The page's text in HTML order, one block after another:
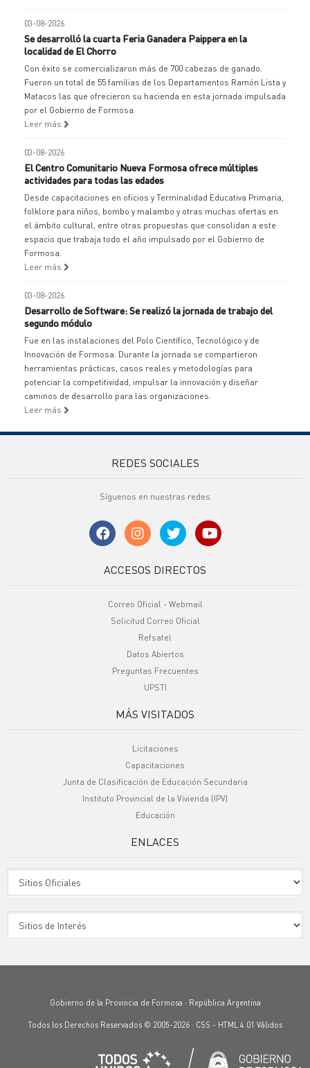
03-08-2026
Se desarrolló la cuarta Feria Ganadera Paippera en la
localidad de El Chorro
Con éxito se comercializaron más de 700 cabezas de ganado.
Fueron un total de 55 familias de los Departamentos Ramón Lista y
Matacos las que ofrecieron su hacienda en esta jornada impulsada
por el Gobierno de Formosa.
Leer más
03-08-2026
El Centro Comunitario Nueva Formosa ofrece múltiples
actividades para todas las edades
Desde capacitaciones en oficios y Terminalidad Educativa Primaria,
folklore para niños, bombo y malambo y otras muchas ofertas en
el ámbito cultural, entre otras propuestas que consolidan a este
espacio que trabaja todo el año impulsado por el Gobierno de
Formosa.
Leer más
03-08-2026
Desarrollo de Software: Se realizó la jornada de trabajo del
segundo módulo
Fue en las instalaciones del Polo Científico, Tecnológico y de
Innovación de Formosa. Durante la jornada se compartieron
herramientas prácticas, casos reales y metodologías para
potenciar la competitividad, impulsar la innovación y diseñar
caminos de desarrollo para las organizaciones.
Leer más
REDES SOCIALES
Síguenos en nuestras redes
ACCESOS DIRECTOS
Correo Oficial - Webmail
Solicitud Correo Oficial
Refsatel
Datos Abiertos
Preguntas Frecuentes
UPSTI
MÁS VISITADOS
Licitaciones
Capacitaciones
Junta de Clasificación de Educación Secundaria
Instituto Provincial de la Vivienda (IPV)
Educación
ENLACES
Gobierno de la Provincia de Formosa · República Argentina
Todos los Derechos Reservados © 2005-2026 · CSS - HTML 4.01 Válidos